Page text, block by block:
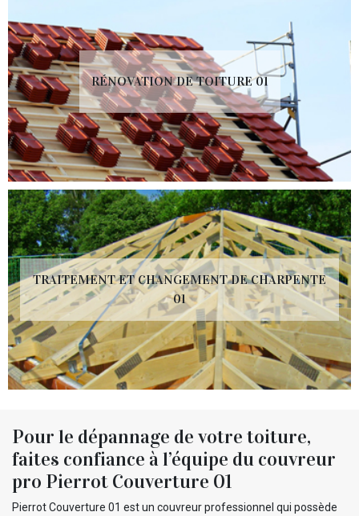
RÉNOVATION DE TOITURE 01
TRAITEMENT ET CHANGEMENT DE CHARPENTE
01
Pour le dépannage de votre toiture,
faites confiance à l’équipe du couvreur
pro Pierrot Couverture 01
Pierrot Couverture 01 est un couvreur professionnel qui possède